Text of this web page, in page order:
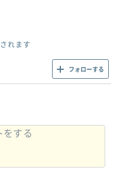
れます
フォローする